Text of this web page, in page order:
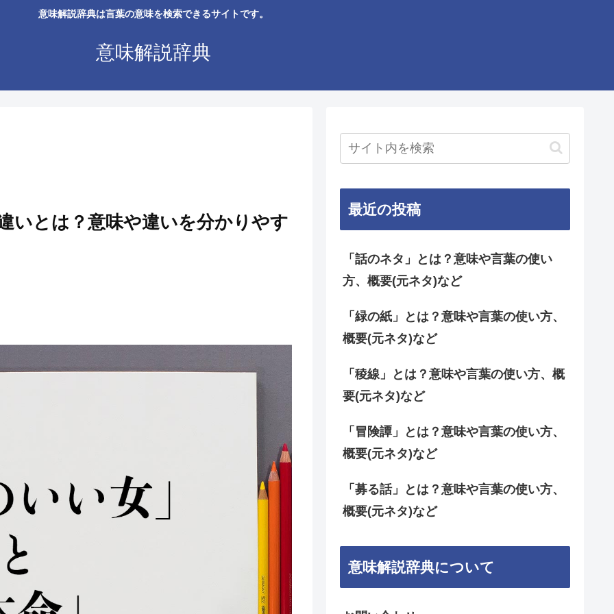
意味解説辞典は言葉の意味を検索できるサイトです。
意味解説辞典
いとは？意味や違いを分かりやす
最近の投稿
「話のネタ」とは？意味や言葉の使い
方、概要(元ネタ)など
「緑の紙」とは？意味や言葉の使い方、
概要(元ネタ)など
「稜線」とは？意味や言葉の使い方、概
要(元ネタ)など
「冒険譚」とは？意味や言葉の使い方、
概要(元ネタ)など
「募る話」とは？意味や言葉の使い方、
概要(元ネタ)など
意味解説辞典について